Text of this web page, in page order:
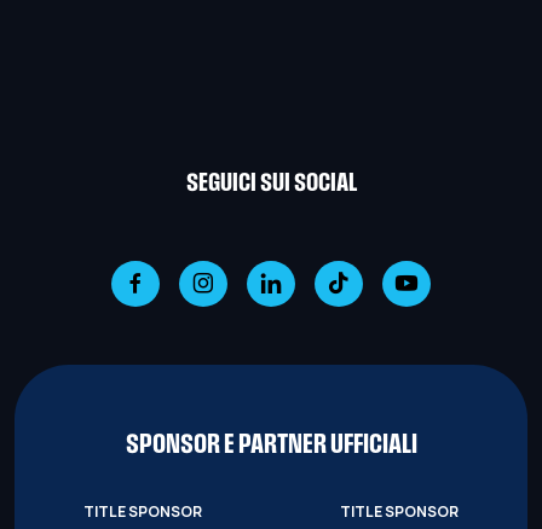
SEGUICI SUI SOCIAL
SPONSOR E PARTNER UFFICIALI
TITLE SPONSOR TITLE SPONSOR